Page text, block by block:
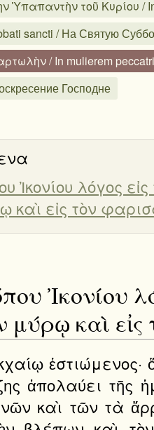
Ὑπαπαντὴν τοῦ Κυρίου /
sancti / На Святую
/ In mulierem
Господне
Ἰκονίου λόγος
εἰς τὸν
Ἰκονίου
καὶ εἰς
τὴν ἔξοδον τοῦ παραδείσου συναφθῆναι τῇ Εὔᾳ. Γέγραπται γὰρ ὅτι μετὰ τὸ ἐξελθεῖν ἐκ τοῦ παραδείσου, τότε ἔγνω Ἀδὰμ τὴν γυναῖκα αὐτοῦ. Πρὸ τῆς ἁμαρτίας οὖν παρθενία ἦν ἀμόλυντον τηροῦσα τὸν χιτῶνα τῆς φύσεως, μετὰ δὲ τὴν παράβασιν, μετὰ τὴν τοῦ θανάτου ἀπόφασιν ὁ γάμος ἀντεισήχθη, ἵνα ἀντλοῦντα τὸν θάνατον νικήσῃ βρύων καὶ τρυγῶντα ἡττήσῃ φύων. Ἐπεὶ οὖν ἐπὶ διαδοχῇ τοῦ γένους καὶ ἐπὶ αὐξήσει τῆς φύσεως ὁ τοῦ γάμου ἐδόθη νόμος, τῷ μὲν ἀνθρώπῳ ἡδόνην ἐνέσπειρε, τὸ δὲ θῆλυ θωπευτικὸν ἐποίησεν· οὐχ ἵνα ἑταιρικῶς πρὸς μίξεις ἐρεθίζων ται, ἀλλ' ἵνα ἐννόμως πρὸς γάμον συνάπτωνται. Ὅθεν ἡ μὲν ἔνθεσμος τοῦ γάμου μῖξις τιμία παρὰ τῷ θεῷ, ἡ δὲ πρὸς χάριν τῶν ἡδονῶν ἐκτελουμένη θανάτῳ ὑποβέβληται. Τίμιος γὰρ ὁ γάμος καὶ ἡ κοίτη ἀμίαντος· πόρνους δὲ καὶ μοιχοὺς κρινεῖ ὁ θεός. Αἱ οὖν χάριν παιδογονίας ἐννόμως τοῖς ἀνδράσι μιγνύμεναι ἀνέγκλητοί εἰσιν, ὥσπερ ἡ Σάρρα καὶ ἡ Ῥεβέκκα καὶ ἡ Ῥαχήλ, καὶ εἴ τις ἄλλη ἀπ' αὐτῆς· αἱ δὲ λόγῳ ἡδυπαθείας τοὺς νέους πρὸς ἀκολασίαν διεγείρουσαι, ὡς φθείρουσαι τὸν ναὸν τοῦ θεοῦ, παραδίδονται φθορᾷ. Εἴ τις γάρ, φησί, φθείρει τὸν ναὸν τοῦ θεοῦ, φθερεῖ τοῦτον ὁ θεός. Ὧν καὶ αὕτη μία ἦν, ἡ μετὰ χεῖρας ἁμαρτωλός. Τὴν γὰρ φύσιν καπηλεύουσα καὶ ταῖς ἔξωθεν βαφαῖς τὰς παρειὰς φοινίσ σουσα καὶ τέχνῃ βιαζομένη φανῆναι καλή, τοὺς νέους πρὸς ἀκολασίαν ὑπέσυρεν, ἀπροόπτως αὐτοὺς εἰς τὸ τῆς πορνείας ἀποκλίνουσα βάραθρον. Ταῦτα δὲ λέγω οὐ κωμῳδῶν αὐτὴν ἐφ' οἷς ἔδρασε πρίν, ἀλλ' ἐπαινῶν αὐτὴν ἀφ' οἵων οἵα γέγονεν ἄφνω· λέγω γὰρ τί ἦν, ἵνα δείξω τί γέγονεν νῦν· λέγω αὐτῆς τῆς ἁμαρτίας τὰ πταίσματα, ἵνα δείξω τῆς μετανοίας τὰ κατορθώματα. Ἀλλ' αὕτη ἡ τῷ σώματι οὐκ